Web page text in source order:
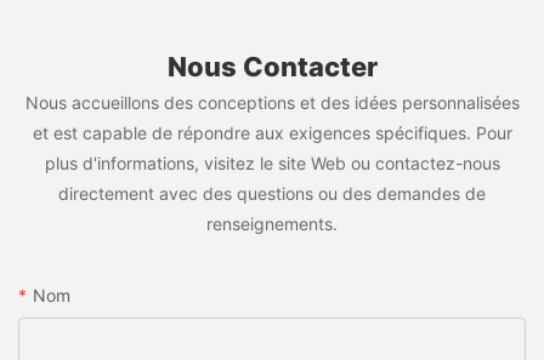
Nous Contacter
Nous accueillons des conceptions et des idées personnalisées
et est capable de répondre aux exigences spécifiques. Pour
plus d'informations, visitez le site Web ou contactez-nous
directement avec des questions ou des demandes de
renseignements.
Nom